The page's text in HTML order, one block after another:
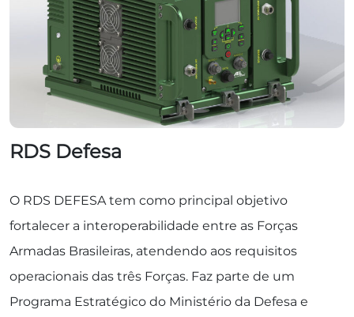
RDS Defesa
O RDS DEFESA tem como principal objetivo
fortalecer a interoperabilidade entre as Forças
Armadas Brasileiras, atendendo aos requisitos
operacionais das três Forças. Faz parte de um
Programa Estratégico do Ministério da Defesa e